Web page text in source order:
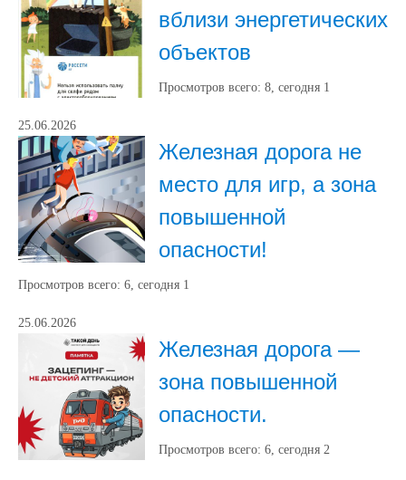
вблизи энергетических
объектов
Просмотров всего: 8, сегодня 1
25.06.2026
Железная дорога не
место для игр, а зона
повышенной
опасности!
Просмотров всего: 6, сегодня 1
25.06.2026
Железная дорога —
зона повышенной
опасности.
Просмотров всего: 6, сегодня 2